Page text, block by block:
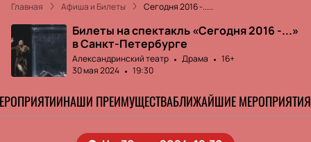
ПОДАРОЧНЫЕ
СЕРТИФИКАТЫ
Главная Афиша и Билеты Сегодня 2016 -.....
Билеты на спектакль «Сегодня 2016 -...»
в Санкт-Петербурге
Александринский театр Драма
16+
30 мая 2024
19:30
НАШИ ПРЕИМУЩЕСТВАБЛИЖАЙШИЕ МЕРОПРИЯТИЯ